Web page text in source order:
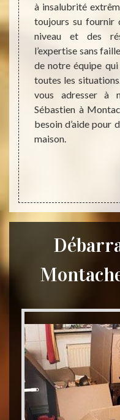
vous
:
à insalubrité
toujours su fournir
niveau et des
l’expertise sans
de notre équipe
toutes les
vous adresser à
Sébastien à
besoin d’aide pour
maison.